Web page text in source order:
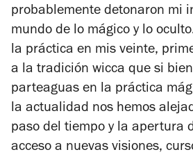
probablemente detonaron mi
mundo de lo mágico y lo
la práctica en mis veinte,
a la tradición wicca que si
parteaguas en la práctica
la actualidad nos hemos
paso del tiempo y la apertura
acceso a nuevas visiones,